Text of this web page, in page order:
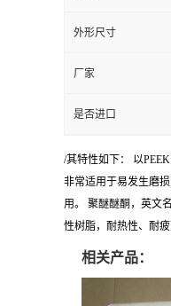
外形尺寸
厂家
是否进口
/其特性如下： 以
非常适用于易发生磨
用。 聚醚醚酮，英文
性树脂，耐热性、耐
相关产品：